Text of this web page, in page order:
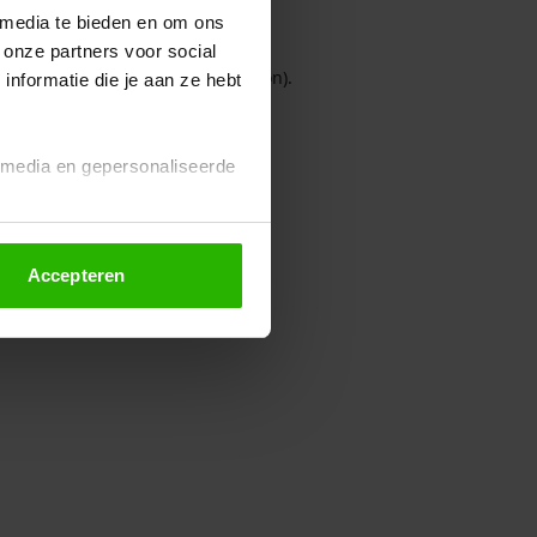
te bieden en om ons
partners voor social
die je aan ze hebt
en gepersonaliseerde
altijd wijzigen of
Accepteren
console for more information).